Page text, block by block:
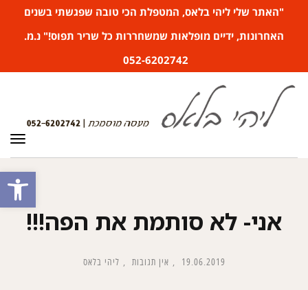
פתח
"האתר שלי ליהי בלאס, המטפלת הכי טובה שפגשתי בשנים
האחרונות, ידיים מופלאות שמשחררות כל שריר תפוס!" נ.מ.
052-6202742
אני- לא סותמת את הפה!!!
19.06.2019 אין תגובות ליהי בלאס